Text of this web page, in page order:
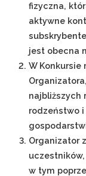
fizyczna,
aktywne
jest obecna
W Konkursie
najbliższych
rodzeństwo
Organizator
w tym